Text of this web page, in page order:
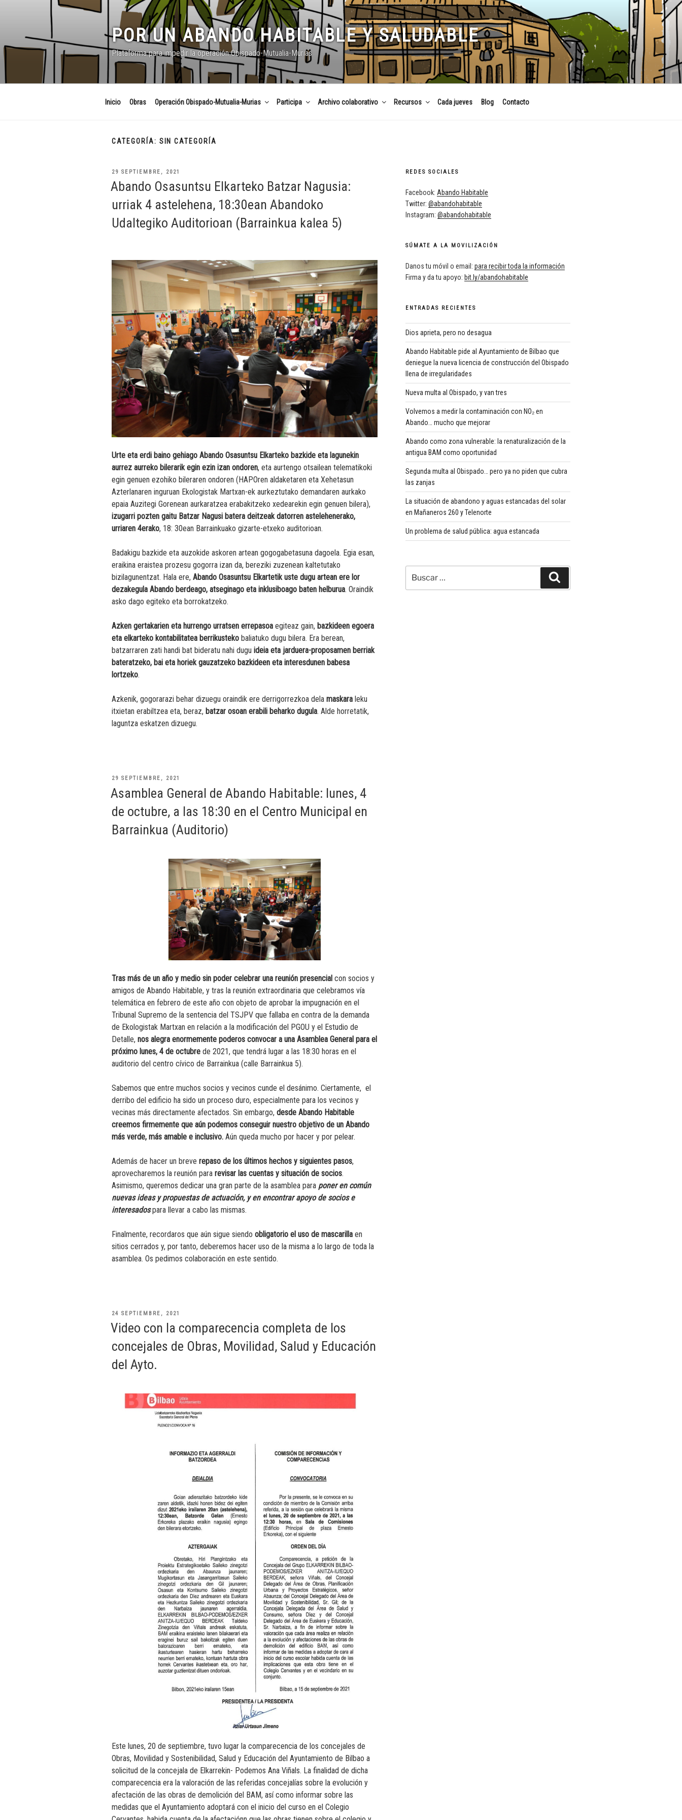
POR UN ABANDO HABITABLE Y SALUDABLE
Plataforma para impedir la operación Obispado-Mutualia-Murias
Inicio Obras Operación Obispado-Mutualia-Murias Participa Archivo colaborativo Recursos Cada jueves Blog Contacto
CATEGORÍA: SIN CATEGORÍA
PUBLICADO
29 SEPTIEMBRE, 2021
Abando Osasuntsu Elkarteko Batzar Nagusia:
urriak 4 astelehena, 18:30ean Abandoko
Udaltegiko Auditorioan (Barrainkua kalea 5)
Urte eta erdi baino gehiago Abando Osasuntsu Elkarteko bazkide eta lagunekin
aurrez aurreko bilerarik egin ezin izan ondoren, eta aurtengo otsailean telematikoki
egin genuen ezohiko bileraren ondoren (HAPOren aldaketaren eta Xehetasun
Azterlanaren inguruan Ekologistak Martxan-ek aurkeztutako demandaren aurkako
epaia Auzitegi Gorenean aurkaratzea erabakitzeko xedearekin egin genuen bilera),
izugarri pozten gaitu Batzar Nagusi batera deitzeak datorren astelehenerako,
urriaren 4erako, 18: 30ean Barrainkuako gizarte-etxeko auditorioan.
Badakigu bazkide eta auzokide askoren artean gogogabetasuna dagoela. Egia esan,
eraikina eraistea prozesu gogorra izan da, bereziki zuzenean kaltetutako
bizilagunentzat. Hala ere, Abando Osasuntsu Elkartetik uste dugu artean ere lor
dezakegula Abando berdeago, atseginago eta inklusiboago baten helburua. Oraindik
asko dago egiteko eta borrokatzeko.
Azken gertakarien eta hurrengo urratsen errepasoa egiteaz gain, bazkideen egoera
eta elkarteko kontabilitatea berrikusteko baliatuko dugu bilera. Era berean,
batzarraren zati handi bat bideratu nahi dugu ideia eta jarduera-proposamen berriak
bateratzeko, bai eta horiek gauzatzeko bazkideen eta interesdunen babesa
lortzeko.
Azkenik, gogorarazi behar dizuegu oraindik ere derrigorrezkoa dela maskara leku
itxietan erabiltzea eta, beraz, batzar osoan erabili beharko dugula. Alde horretatik,
laguntza eskatzen dizuegu.
PUBLICADO
29 SEPTIEMBRE, 2021
Asamblea General de Abando Habitable: lunes, 4
de octubre, a las 18:30 en el Centro Municipal en
Barrainkua (Auditorio)
Tras más de un año y medio sin poder celebrar una reunión presencial con socios y
amigos de Abando Habitable, y tras la reunión extraordinaria que celebramos vía
telemática en febrero de este año con objeto de aprobar la impugnación en el
Tribunal Supremo de la sentencia del TSJPV que fallaba en contra de la demanda
de Ekologistak Martxan en relación a la modificación del PGOU y el Estudio de
Detalle, nos alegra enormemente poderos convocar a una Asamblea General para el
próximo lunes, 4 de octubre de 2021, que tendrá lugar a las 18:30 horas en el
auditorio del centro cívico de Barrainkua (calle Barrainkua 5).
Sabemos que entre muchos socios y vecinos cunde el desánimo. Ciertamente, el
derribo del edificio ha sido un proceso duro, especialmente para los vecinos y
vecinas más directamente afectados. Sin embargo, desde Abando Habitable
creemos firmemente que aún podemos conseguir nuestro objetivo de un Abando
más verde, más amable e inclusivo. Aún queda mucho por hacer y por pelear.
Además de hacer un breve repaso de los últimos hechos y siguientes pasos,
aprovecharemos la reunión para revisar las cuentas y situación de socios.
Asimismo, queremos dedicar una gran parte de la asamblea para poner en común
nuevas ideas y propuestas de actuación, y en encontrar apoyo de socios e
interesadospara llevar a cabo las mismas.
Finalmente, recordaros que aún sigue siendo obligatorio el uso de mascarilla en
sitios cerrados y, por tanto, deberemos hacer uso de la misma a lo largo de toda la
asamblea. Os pedimos colaboración en este sentido.
PUBLICADO
24 SEPTIEMBRE, 2021
Video con la comparecencia completa de los
concejales de Obras, Movilidad, Salud y Educación
del Ayto.
Este lunes, 20 de septiembre, tuvo lugar la comparecencia de los concejales de
Obras, Movilidad y Sostenibilidad, Salud y Educación del Ayuntamiento de Bilbao a
solicitud de la concejala de Elkarrekin- Podemos Ana Viñals. La finalidad de dicha
comparecencia era la valoración de las referidas concejalías sobre la evolución y
afectación de las obras de demolición del BAM, así como informar sobre las
medidas que el Ayuntamiento adoptará con el inicio del curso en el Colegio
REDES SOCIALES
Facebook: Abando Habitable
Twitter: @abandohabitable
Instagram: @abandohabitable
SÚMATE A LA MOVILIZACIÓN
Danos tu móvil o email: para recibir toda la información
Firma y da tu apoyo: bit.ly/abandohabitable
ENTRADAS RECIENTES
Dios aprieta, pero no desagua
Abando Habitable pide al Ayuntamiento de Bilbao que
deniegue la nueva licencia de construcción del Obispado
llena de irregularidades
Nueva multa al Obispado, y van tres
Volvemos a medir la contaminación con NO₂ en
Abando… mucho que mejorar
Abando como zona vulnerable: la renaturalización de la
antigua BAM como oportunidad
Segunda multa al Obispado… pero ya no piden que cubra
las zanjas
La situación de abandono y aguas estancadas del solar
en Mañaneros 260 y Telenorte
Un problema de salud pública: agua estancada
por: